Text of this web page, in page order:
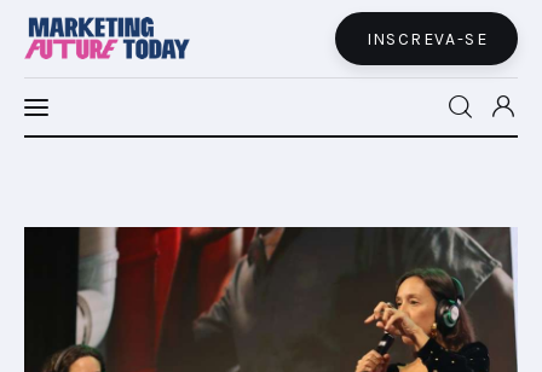
INSCREVA-SE
MFT+
INSIGHTS
FUTURE BRAND LAB